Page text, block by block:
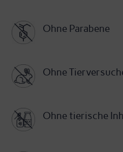
Phyto5
Menge
Ohne Parabene
Ohne
Ohne tierische